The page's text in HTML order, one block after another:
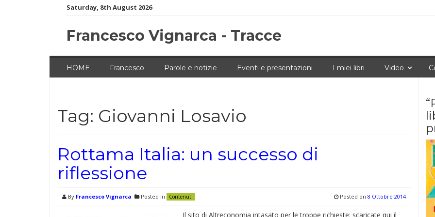
Saturday, 8th August 2026
Francesco Vignarca - Tracce
HOME Francesco Parole e notizie Eventi e presentazioni I miei libri Video
Tag: Giovanni Losavio
Rottama Italia: un successo di
riflessione
By Francesco Vignarca Posted in Contenuti Posted on 8 Ottobre 2014
Il sito di Altreconomia intasato per le troppe richieste: scaricate qui il